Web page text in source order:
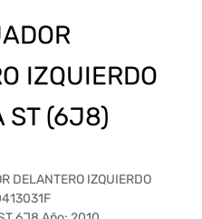
IZQUIERDO
ST (6J8)
DELANTERO IZQUIERDO